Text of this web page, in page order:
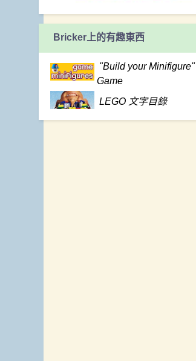
Bricker上的有趣東西
"Build your Minifigure"
Game
LEGO 文字目錄